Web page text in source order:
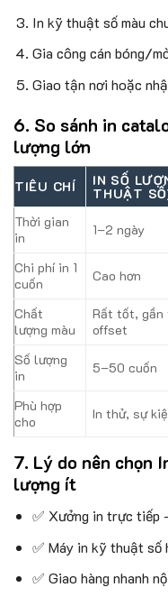
In kỹ thuật số màu
Gia công cán bóng/
Giao tận nơi hoặc
6. So sánh in
lượng lớn
TIÊU CHÍ IN SỐ
THUẬT
Thời gian
in
1–2 ngày
Chi phí in 1
cuốn
Cao hơn
Chất
lượng màu
Rất tốt, gần
offset
Số lượng
in
5–50 cuốn
Phù hợp
cho
In thử, sự
7. Lý do nên chọn
lượng ít
✅ Xưởng in trực tiếp
✅ Máy in kỹ thuật số
✅ Giao hàng nhanh